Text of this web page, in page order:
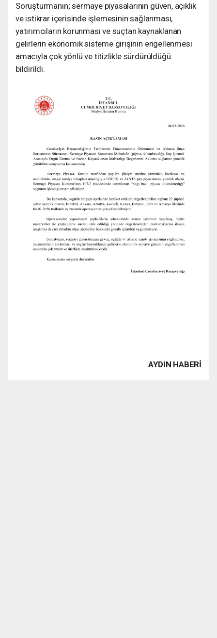
Soruşturmanın; sermaye piyasalarının güven, açıklık
ve istikrar içerisinde işlemesinin sağlanması,
yatırımcıların korunması ve suçtan kaynaklanan
gelirlerin ekonomik sisteme girişinin engellenmesi
amacıyla çok yönlü ve titizlikle sürdürüldüğü
bildirildi.
AYDIN HABERİ